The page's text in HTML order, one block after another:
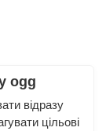
ogg
відразу
цільові